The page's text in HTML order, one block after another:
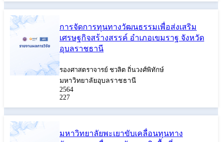
การจัดการทุนทางวัฒนธรรมเพื่อส่งเสริม
เศรษฐกิจสร้างสรรค์ อำเภอเขมราฐ จังหวัด
อุบลราชธานี
รองศาสตราจารย์ ชวลิต ถิ่นวงศ์พิทักษ์
มหาวิทยาลัยอุบลราชธานี
2564
227
มหาวิทยาลัยพะเยาขับเคลื่อนทุนทาง